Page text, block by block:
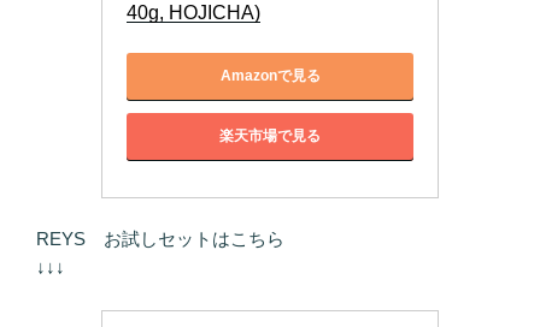
40g, HOJICHA)
Amazonで見る
楽天市場で見る
REYS お試しセットはこちら
↓↓↓